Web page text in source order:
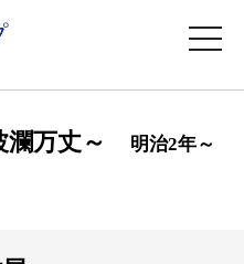
万丈～
明治2年～